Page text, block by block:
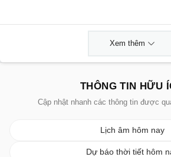
Xem thêm
THÔNG TIN HỮU
Cập nhật nhanh các thông tin được
Lịch âm hôm nay
Dự báo thời tiết hôm